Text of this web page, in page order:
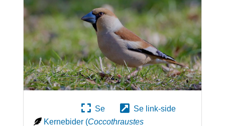
Se
Se link-side
Kernebider (Coccothraustes